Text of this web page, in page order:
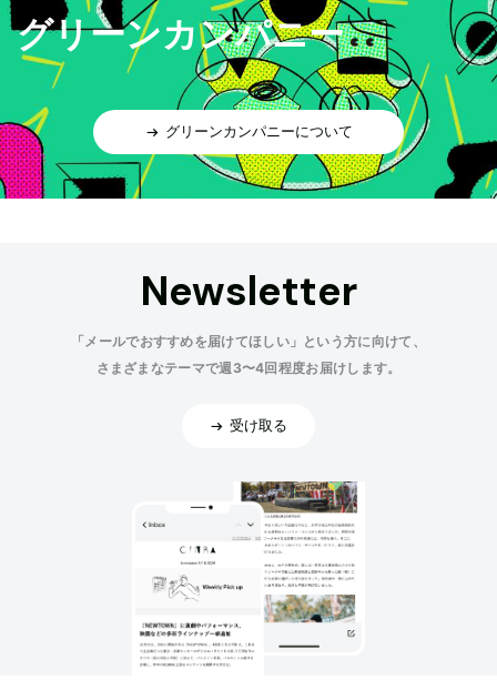
グリーンカンパニー
グリーンカンパニーについて
Newsletter
「メールでおすすめを届けてほしい」という方に向けて、
さまざまなテーマで週3〜4回程度お届けします。
受け取る